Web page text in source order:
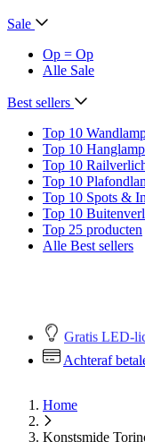
Sale
Op = Op
Alle Sale
Best sellers
Top 10
Top 10
Top 10
Top 10
Top 10 Spots &
Top 10
Top 25 producten
Alle Best sellers
Gratis LED-
Achteraf
Home
Konstsmide